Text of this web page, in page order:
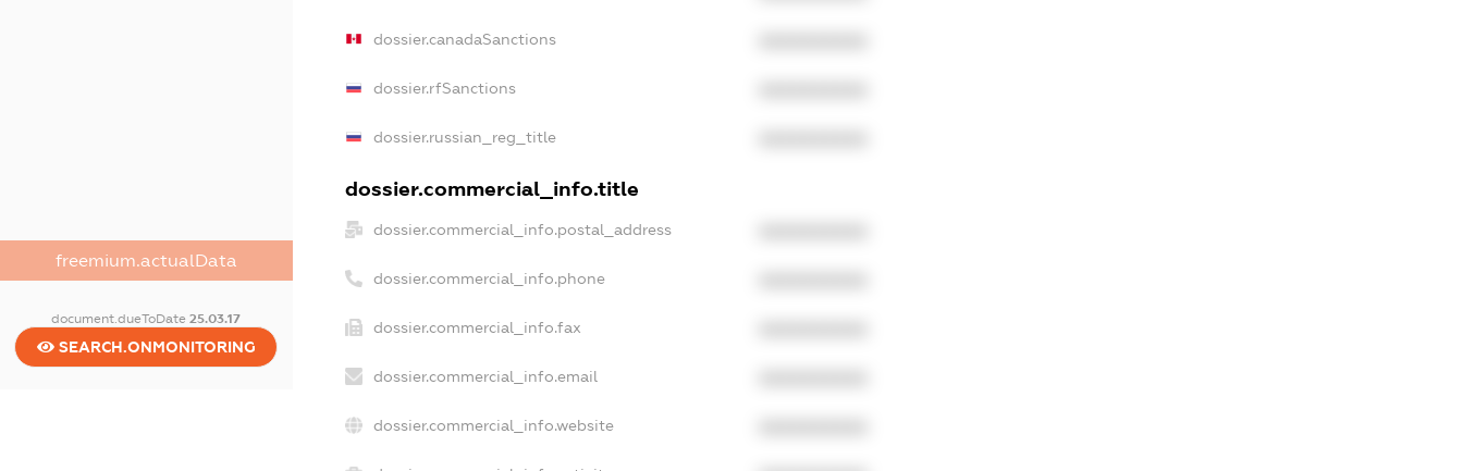
freemium.actualData
document.dueToDate25.03.17
SEARCH.ONMONITORING
dossier.canadaSanctions
dossier.rfSanctions
dossier.russian_reg_title
dossier.commercial_info.title
dossier.commercial_info.postal_address
dossier.commercial_info.phone
dossier.commercial_info.fax
dossier.commercial_info.email
dossier.commercial_info.website